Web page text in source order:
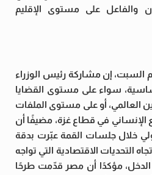
والفاعل على مستوى الإقليم
السبت، إن مشاركة رئيس الوزراء
سواء على مستوى القضايا
العالمي، أو على مستوى الملفات
الإنساني في قطاع غزة، مضيفًا أن
خلال جلسات القمة عبّرت بدقة
التحديات الاقتصادية التي تواجه
مؤكدًا أن مصر قدّمت طرحًا